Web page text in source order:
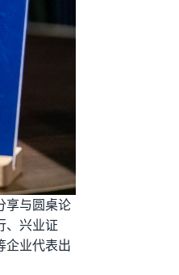
享与圆桌论
、兴业证
企业代表出